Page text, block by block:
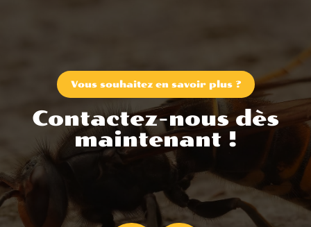
Vous souhaitez en savoir plus ?
Contactez-nous dès
maintenant !